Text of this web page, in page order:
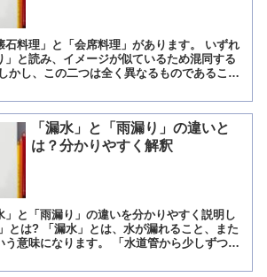
石料理」と「会席料理」があります。 いずれ
」と読み、イメージが似ているため混同する
かし、この二つは全く異なるものであること
「漏水」と「雨漏り」の違いと
は？分かりやすく解釈
」と「雨漏り」の違いを分かりやすく説明し
とは? 「漏水」とは、水が漏れること、また
う意味になります。 「水道管から少しずつ漏